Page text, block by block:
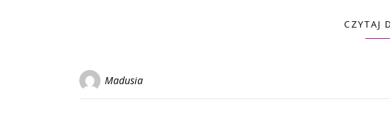
CZYTAJ
Madusia